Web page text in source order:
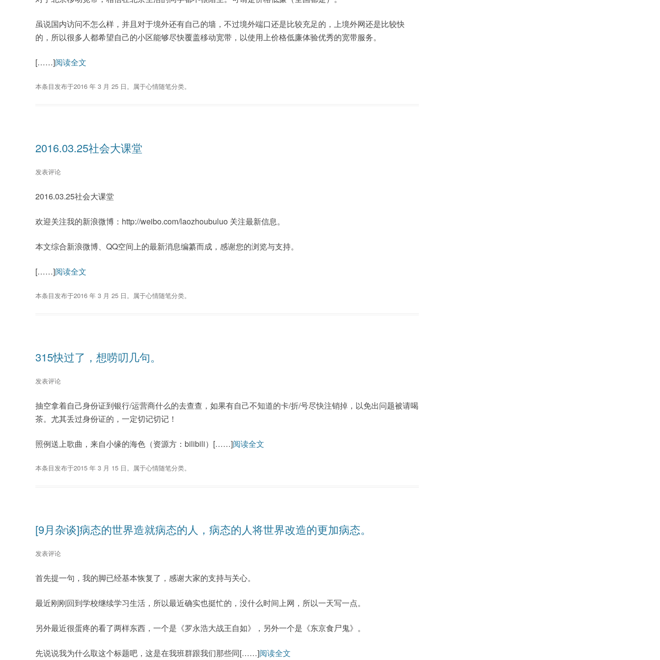
虽说国内访问不怎么样，并且对于境外还有自己的墙，不过境外端口还是比较充足的，上境外网还是比较快
的，所以很多人都希望自己的小区能够尽快覆盖移动宽带，以使用上价格低廉体验优秀的宽带服务。
[……]阅读全文
本条目发布于2016 年 3 月 25 日。属于心情随笔分类。
2016.03.25社会大课堂
发表评论
2016.03.25社会大课堂
欢迎关注我的新浪微博：http://weibo.com/laozhoubuluo 关注最新信息。
本文综合新浪微博、QQ空间上的最新消息编纂而成，感谢您的浏览与支持。
[……]阅读全文
本条目发布于2016 年 3 月 25 日。属于心情随笔分类。
315快过了，想唠叨几句。
发表评论
抽空拿着自己身份证到银行/运营商什么的去查查，如果有自己不知道的卡/折/号尽快注销掉，以免出问题被请喝
茶。尤其丢过身份证的，一定切记切记！
照例送上歌曲，来自小缘的海色（资源方：bilibili）[……]阅读全文
本条目发布于2015 年 3 月 15 日。属于心情随笔分类。
[9月杂谈]病态的世界造就病态的人，病态的人将世界改造的更加病态。
发表评论
首先提一句，我的脚已经基本恢复了，感谢大家的支持与关心。
最近刚刚回到学校继续学习生活，所以最近确实也挺忙的，没什么时间上网，所以一天写一点。
另外最近很蛋疼的看了两样东西，一个是《罗永浩大战王自如》，另外一个是《东京食尸鬼》。
先说说我为什么取这个标题吧，这是在我班群跟我们那些同[……]阅读全文